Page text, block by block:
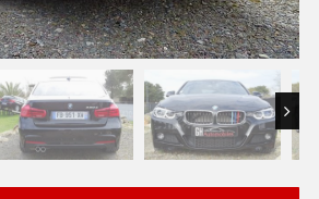
Next